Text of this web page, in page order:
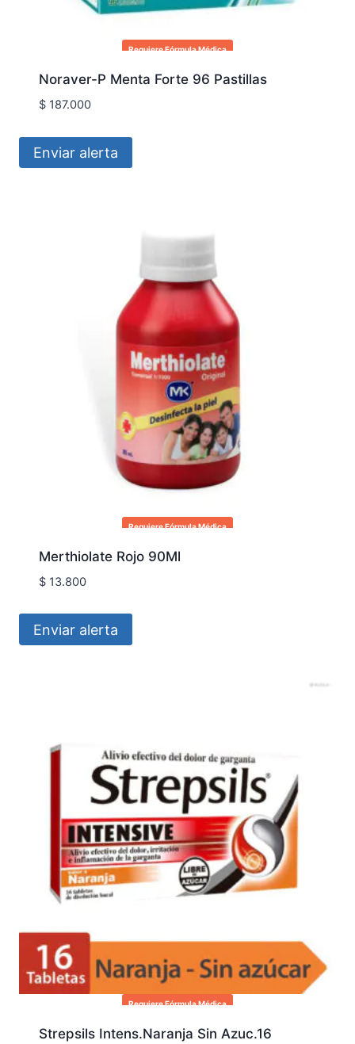
Requiere Fórmula Médica
Noraver-P Menta Forte 96 Pastillas
$187.000
Enviar alerta
Requiere Fórmula Médica
Merthiolate Rojo 90Ml
$13.800
Enviar alerta
Requiere Fórmula Médica
Strepsils Intens.Naranja Sin Azuc.16